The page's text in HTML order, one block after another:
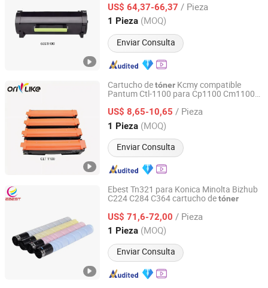
US$ 64,37-66,37 / Pieza
1 Pieza (MOQ)
Enviar Consulta
Guangdong, China Desde 2022
Cartucho detóner Kcmy compatible
Pantum Ctl-1100 para Cp1100 Cm1100
US$ 8,65-10,65 / Pieza
1 Pieza (MOQ)
Enviar Consulta
Zhongshan Sharingcopier Technology Co., Ltd
Guangdong, China Desde 2022
Ebest Tn321 para Konica Minolta Bizhub
C224 C284 C364 cartucho detóner
US$ 71,6-72,00 / Pieza
1 Pieza (MOQ)
Enviar Consulta
EBEST DIGITAL TECHNOLOGY LTD.
Guangdong, China Desde 2020